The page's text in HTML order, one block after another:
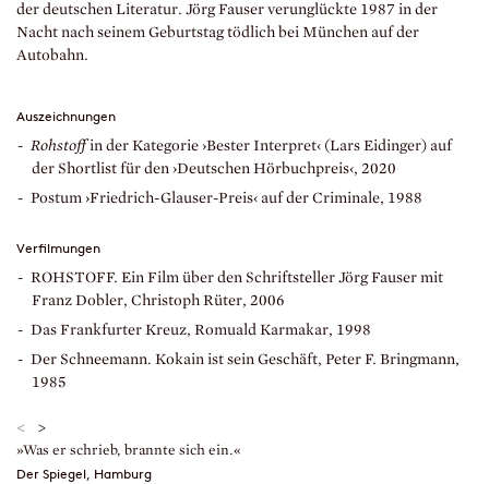
der deutschen Literatur. Jörg Fauser verunglückte 1987 in der
Nacht nach seinem Geburtstag tödlich bei München auf der
Autobahn.
Auszeichnungen
Rohstoffin der Kategorie ›Bester Interpret‹ (Lars Eidinger) auf
der Shortlist für den ›Deutschen Hörbuchpreis‹, 2020
Postum ›Friedrich-Glauser-Preis‹ auf der Criminale, 1988
Verfilmungen
ROHSTOFF. Ein Film über den Schriftsteller Jörg Fauser mit
Franz Dobler, Christoph Rüter, 2006
Das Frankfurter Kreuz, Romuald Karmakar, 1998
Der Schneemann. Kokain ist sein Geschäft, Peter F. Bringmann,
1985
< >
»Was er schrieb, brannte sich ein.«
Der Spiegel, Hamburg